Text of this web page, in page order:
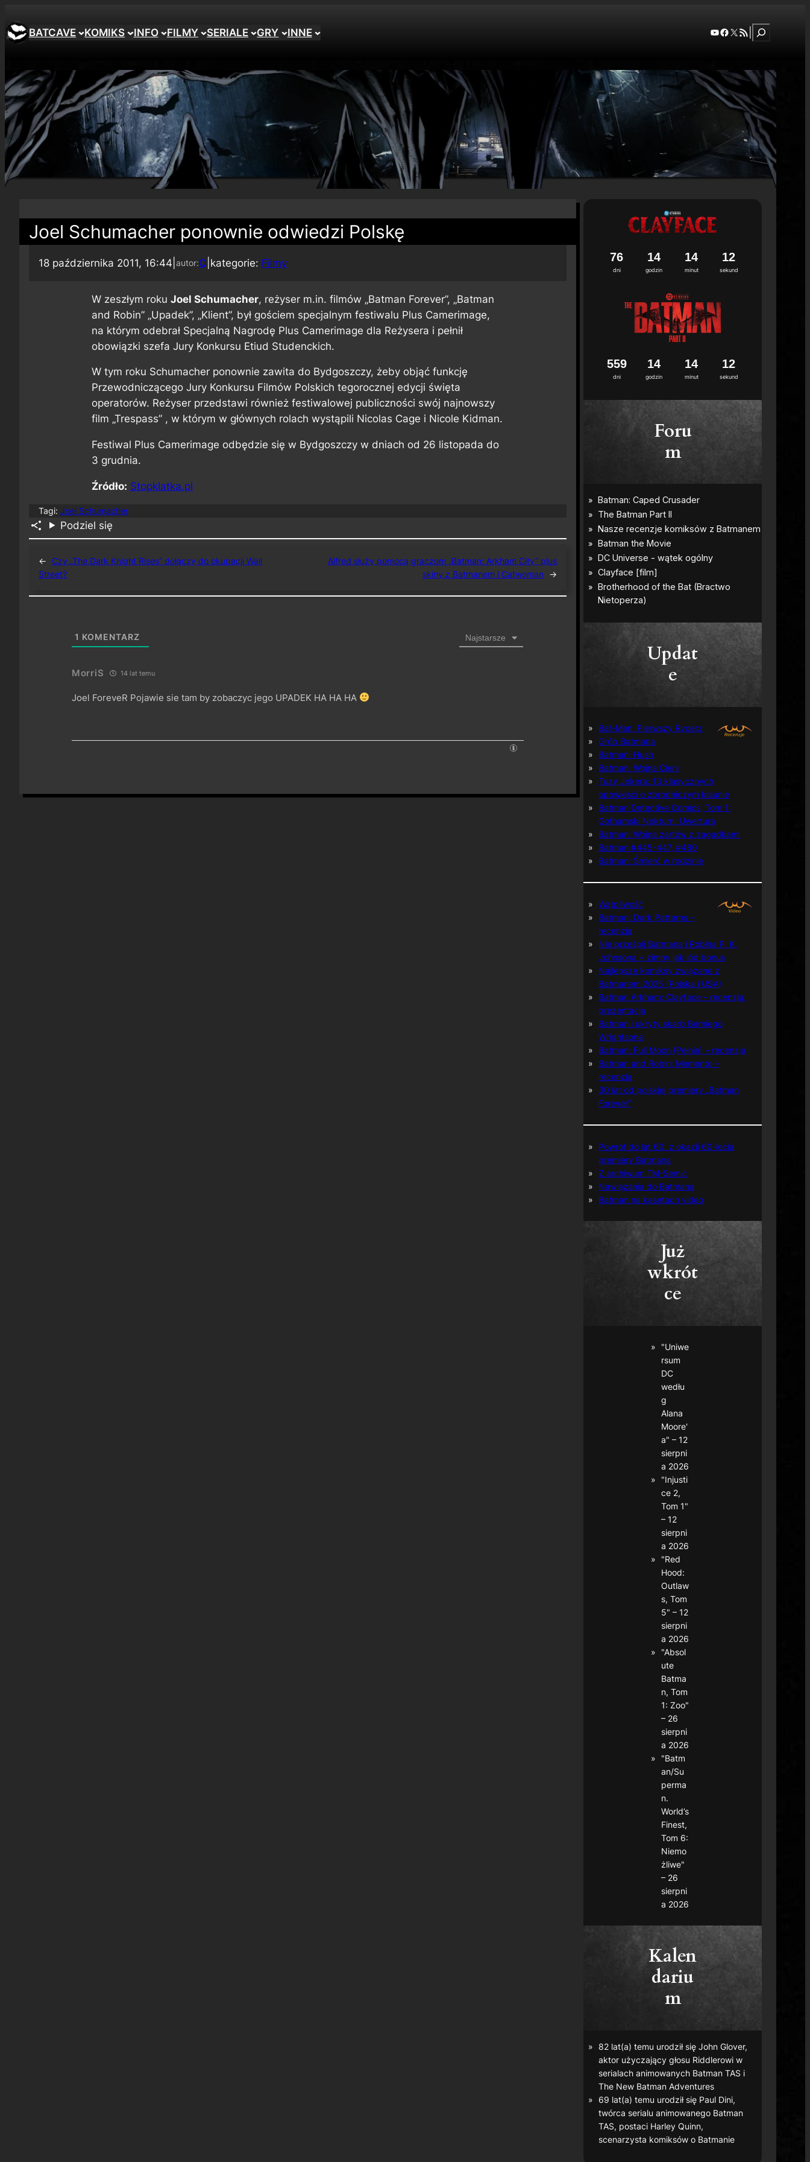
BATCAVE KOMIKS INFO FILMY SERIALE GRY INNE YouTube
Facebook
X RSS FeedSzukaj
Joel Schumacher ponownie odwiedzi Polskę
18 października 2011, 16:44 autor:Q kategorie: Filmy
W zeszłym roku Joel Schumacher, reżyser m.in. filmów „Batman Forever”, „Batman
and Robin” „Upadek”, „Klient”, był gościem specjalnym festiwalu Plus Camerimage,
na którym odebrał Specjalną Nagrodę Plus Camerimage dla Reżysera i pełnił
obowiązki szefa Jury Konkursu Etiud Studenckich.
W tym roku Schumacher ponownie zawita do Bydgoszczy, żeby objąć funkcję
Przewodniczącego Jury Konkursu Filmów Polskich tegorocznej edycji święta
operatorów. Reżyser przedstawi również festiwalowej publiczności swój najnowszy
film „Trespass” , w którym w głównych rolach wystąpili Nicolas Cage i Nicole Kidman.
Festiwal Plus Camerimage odbędzie się w Bydgoszczy w dniach od 26 listopada do
3 grudnia.
Źródło: Stopklatka.pl
Tagi: Joel Schumacher
Podziel się
← Czy „The Dark Knight Rises” dołączy do okupacji Wall
Street?
Alfred służy pomocą graczom „Batman: Arkham City” plus
skiny z Batmanem i Catwoman →
1 KOMENTARZ Najstarsze
MorriS 14 lat temu
Joel ForeveR Pojawie sie tam by zobaczyc jego UPADEK HA HA HA
dni
76
godzin
14
minut
14
sekund
11
2
dni
559
godzin
14
minut
14
sekund
11
2
Foru
m
Updat
e
Bat-Man: Pierwszy Rycerz
Grób Batmana
Batman: Hush
Batman: Wojna Cieni
Tuzy Jokera: 13 klasycznych
opowieści o zbrodniczym klaunie
Batman Detective Comics, Tom 1:
Gothamski Nokturn: Uwertura
Batman: Wojna żartów z zagadkami
Batman #445-447, #480
Batman: Śmierć w rodzinie
Wątpliwość
Batman: Dark Patterns –
recenzja
Nie prześpij Batmana i Robina P. K.
Johnsona + zimny jak lód bonus
Najlepsze komiksy związane z
Batmanem 2025 (Polska i USA)
Batman Arkham: Clayface – recenzja,
prezentacja
Batman i ukryty skarb Berniego
Wrightsona
Batman: Full Moon (Pełnia) – recenzja
Batman and Robin: Memento –
recenzja
30 lat od polskiej premiery „Batman
Forever”
Powrót do lat 60. z okazji 60-lecia
premiery Batmana
Z archiwum TM-Semic
Nawiązania do Batmana
Batman na kasetach video
Już
wkrót
ce
"Uniwe
rsum
DC
wedłu
g
Alana
Moore'
a" – 12
sierpni
a 2026
"Injusti
ce 2,
Tom 1"
– 12
sierpni
a 2026
"Red
Hood:
Outlaw
s, Tom
5" – 12
sierpni
a 2026
"Absol
ute
Batma
n, Tom
1: Zoo"
– 26
sierpni
a 2026
"Batm
an/Su
perma
n.
World’s
Finest,
Tom 6:
Niemo
żliwe"
– 26
sierpni
a 2026
Kalen
dariu
m
82 lat(a) temu urodził się John Glover,
aktor użyczający głosu Riddlerowi w
serialach animowanych Batman TAS i
The New Batman Adventures
69 lat(a) temu urodził się Paul Dini,
twórca serialu animowanego Batman
TAS, postaci Harley Quinn,
scenarzysta komiksów o Batmanie